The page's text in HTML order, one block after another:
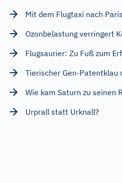
Mit dem Flugtaxi nach
Ozonbelastung verringert
Flugsaurier: Zu Fuß zum
Tierischer Gen-Patentklau
Wie kam Saturn zu seinen
Urprall statt Urknall?